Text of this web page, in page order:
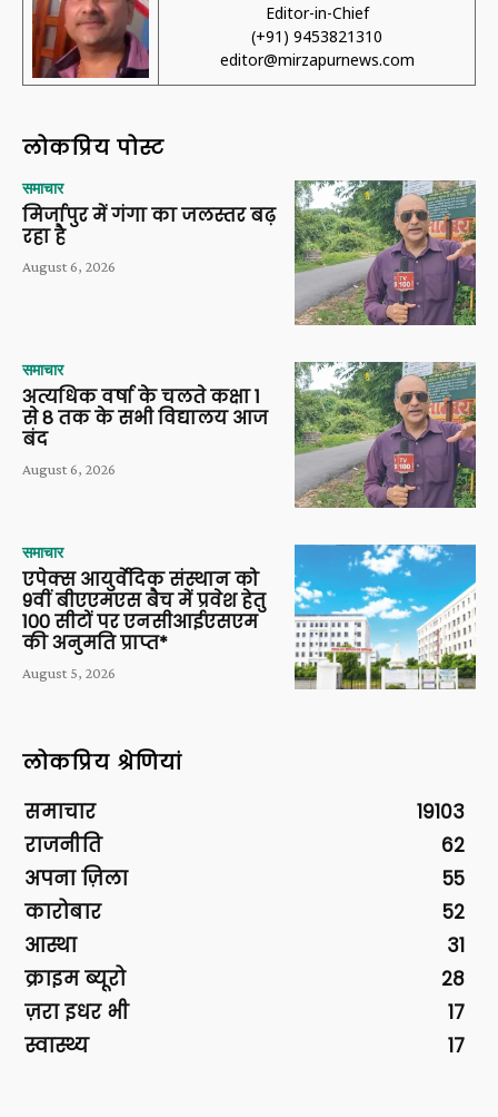
Editor-in-Chief
(+91) 9453821310
editor@mirzapurnews.com
लोकप्रिय पोस्ट
समाचार
मिर्जापुर में गंगा का जलस्तर बढ़
रहा है
August 6, 2026
समाचार
अत्यधिक वर्षा के चलते कक्षा 1
से 8 तक के सभी विद्यालय आज
बंद
August 6, 2026
समाचार
एपेक्स आयुर्वेदिक संस्थान को
9वीं बीएएमएस बैच में प्रवेश हेतु
100 सीटों पर एनसीआईएसएम
की अनुमति प्राप्त*
August 5, 2026
लोकप्रिय श्रेणियां
समाचार
19103
राजनीति
62
अपना ज़िला
55
कारोबार
52
आस्था
31
क्राइम ब्यूरो
28
ज़रा इधर भी
17
स्वास्थ्य
17